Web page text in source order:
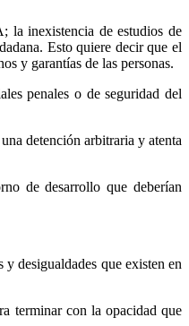
la inexistencia de estudios de
Esto quiere decir que el
y garantías de las personas.
penales o de seguridad del
detención arbitraria y atenta
de desarrollo que deberían
desigualdades que existen en
terminar con la opacidad que